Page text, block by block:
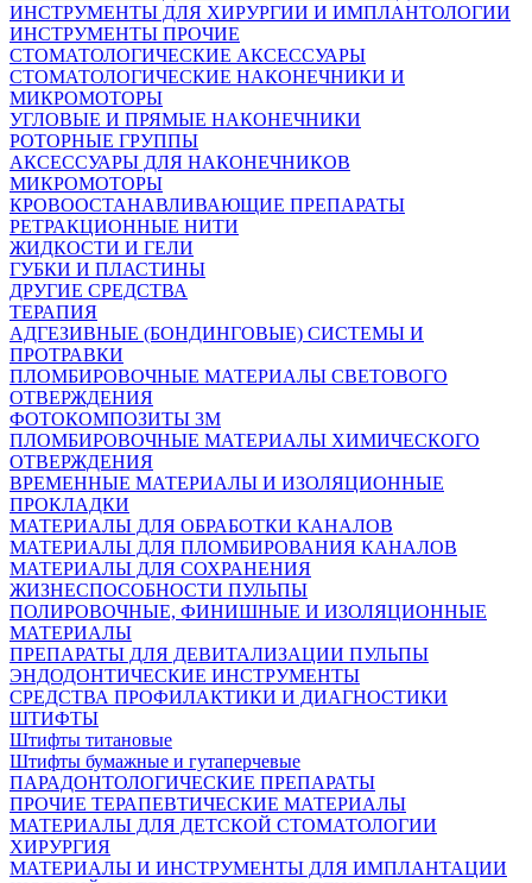
ИНСТРУМЕНТЫ ДЛЯ ХИРУРГИИ И ИМПЛАНТОЛОГИИ
ИНСТРУМЕНТЫ ПРОЧИЕ
СТОМАТОЛОГИЧЕСКИЕ АКСЕССУАРЫ
СТОМАТОЛОГИЧЕСКИЕ НАКОНЕЧНИКИ И
МИКРОМОТОРЫ
УГЛОВЫЕ И ПРЯМЫЕ НАКОНЕЧНИКИ
РОТОРНЫЕ ГРУППЫ
АКСЕССУАРЫ ДЛЯ НАКОНЕЧНИКОВ
МИКРОМОТОРЫ
КРОВООСТАНАВЛИВАЮЩИЕ ПРЕПАРАТЫ
РЕТРАКЦИОННЫЕ НИТИ
ЖИДКОСТИ И ГЕЛИ
ГУБКИ И ПЛАСТИНЫ
ДРУГИЕ СРЕДСТВА
ТЕРАПИЯ
АДГЕЗИВНЫЕ (БОНДИНГОВЫЕ) СИСТЕМЫ И
ПРОТРАВКИ
ПЛОМБИРОВОЧНЫЕ МАТЕРИАЛЫ СВЕТОВОГО
ОТВЕРЖДЕНИЯ
ФОТОКОМПОЗИТЫ 3М
ПЛОМБИРОВОЧНЫЕ МАТЕРИАЛЫ ХИМИЧЕСКОГО
ОТВЕРЖДЕНИЯ
ВРЕМЕННЫЕ МАТЕРИАЛЫ И ИЗОЛЯЦИОННЫЕ
ПРОКЛАДКИ
МАТЕРИАЛЫ ДЛЯ ОБРАБОТКИ КАНАЛОВ
МАТЕРИАЛЫ ДЛЯ ПЛОМБИРОВАНИЯ КАНАЛОВ
МАТЕРИАЛЫ ДЛЯ СОХРАНЕНИЯ
ЖИЗНЕСПОСОБНОСТИ ПУЛЬПЫ
ПОЛИРОВОЧНЫЕ, ФИНИШНЫЕ И ИЗОЛЯЦИОННЫЕ
МАТЕРИАЛЫ
ПРЕПАРАТЫ ДЛЯ ДЕВИТАЛИЗАЦИИ ПУЛЬПЫ
ЭНДОДОНТИЧЕСКИЕ ИНСТРУМЕНТЫ
СРЕДСТВА ПРОФИЛАКТИКИ И ДИАГНОСТИКИ
ШТИФТЫ
Штифты титановые
Штифты бумажные и гутаперчевые
ПАРАДОНТОЛОГИЧЕСКИЕ ПРЕПАРАТЫ
ПРОЧИЕ ТЕРАПЕВТИЧЕСКИЕ МАТЕРИАЛЫ
МАТЕРИАЛЫ ДЛЯ ДЕТСКОЙ СТОМАТОЛОГИИ
ХИРУРГИЯ
МАТЕРИАЛЫ И ИНСТРУМЕНТЫ ДЛЯ ИМПЛАНТАЦИИ